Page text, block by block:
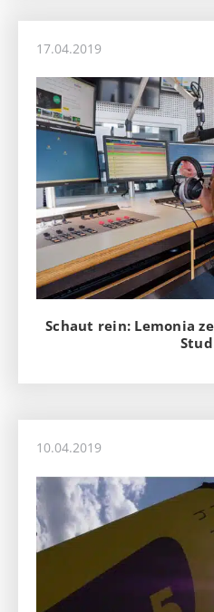
17.04.2019
Schaut rein: Lemonia
10.04.2019